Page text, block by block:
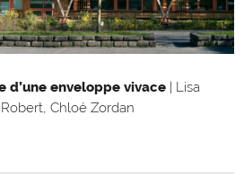
d’une enveloppe vivace | Lisa
Chloé Zordan